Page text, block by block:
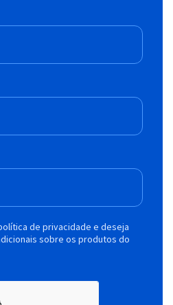
de privacidade e deseja
sobre os produtos do